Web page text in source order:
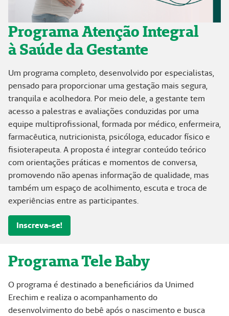
Programa Atenção Integral
à Saúde da Gestante
Um programa completo, desenvolvido por especialistas,
pensado para proporcionar uma gestação mais segura,
tranquila e acolhedora. Por meio dele, a gestante tem
acesso a palestras e avaliações conduzidas por uma
equipe multiprofissional, formada por médico, enfermeira,
farmacêutica, nutricionista, psicóloga, educador físico e
fisioterapeuta. A proposta é integrar conteúdo teórico
com orientações práticas e momentos de conversa,
promovendo não apenas informação de qualidade, mas
também um espaço de acolhimento, escuta e troca de
experiências entre as participantes.
Inscreva-se!
Programa Tele Baby
O programa é destinado a beneficiários da Unimed
Erechim e realiza o acompanhamento do
desenvolvimento do bebê após o nascimento e busca